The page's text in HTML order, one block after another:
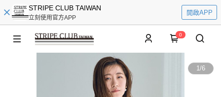
STRIPE CLUB TAIWAN
立刻使用官方APP
開啟APP
0
1/6